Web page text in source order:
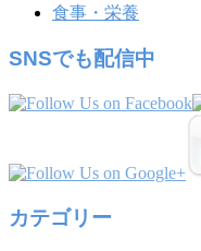
食事・栄養
SNSでも配信中
カテゴリー